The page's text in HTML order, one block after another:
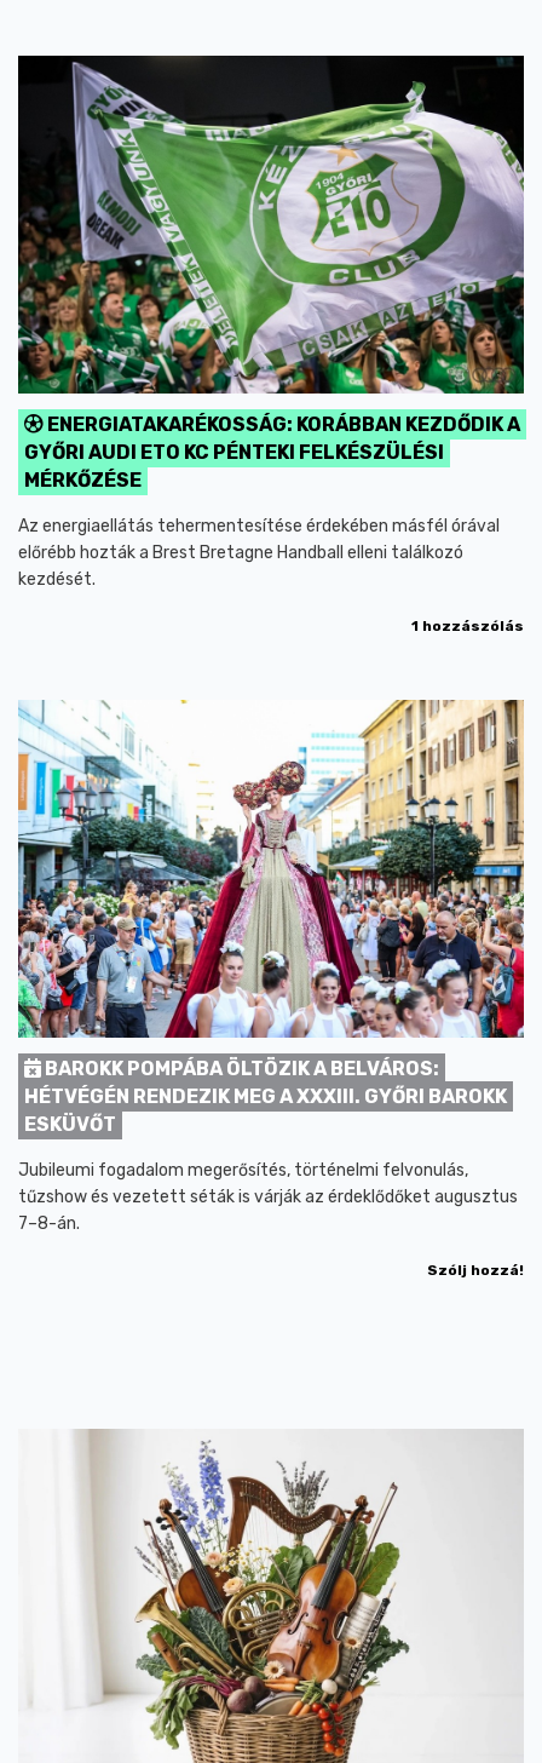
ENERGIATAKARÉKOSSÁG: KORÁBBAN KEZDŐDIK A
GYŐRI AUDI ETO KC PÉNTEKI FELKÉSZÜLÉSI
MÉRKŐZÉSE
Az energiaellátás tehermentesítése érdekében másfél órával
előrébb hozták a Brest Bretagne Handball elleni találkozó
kezdését.
1 hozzászólás
BAROKK POMPÁBA ÖLTÖZIK A BELVÁROS:
HÉTVÉGÉN RENDEZIK MEG A XXXIII. GYŐRI BAROKK
ESKÜVŐT
Jubileumi fogadalom megerősítés, történelmi felvonulás,
tűzshow és vezetett séták is várják az érdeklődőket augusztus
7–8-án.
Szólj hozzá!